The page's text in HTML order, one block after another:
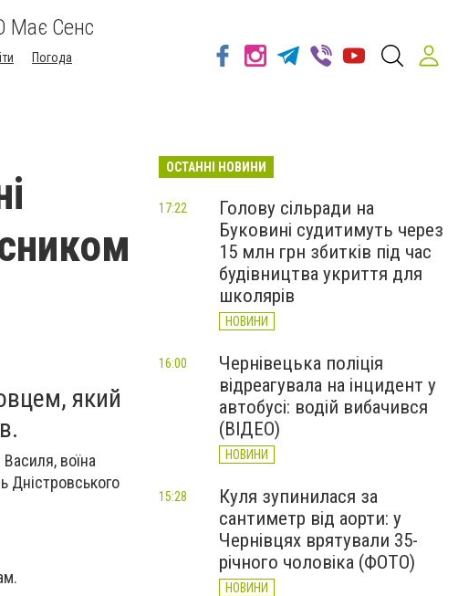
Має Сенс
Погода
який
воїна
Дністровського
ОСТАННІ НОВИНИ
Голову сільради на
Буковині судитимуть через
15 млн грн збитків під час
будівництва укриття для
школярів
НОВИНИ
17:22
Чернівецька поліція
відреагувала на інцидент у
автобусі: водій вибачився
(ВІДЕО)
НОВИНИ
16:00
Куля зупинилася за
сантиметр від аорти: у
Чернівцях врятували 35-
річного чоловіка (ФОТО)
НОВИНИ
15:28